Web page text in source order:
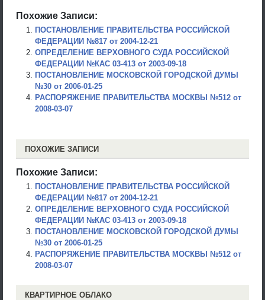
Похожие Записи:
ПОСТАНОВЛЕНИЕ ПРАВИТЕЛЬСТВА РОССИЙСКОЙ
ФЕДЕРАЦИИ №817 от 2004-12-21
ОПРЕДЕЛЕНИЕ ВЕРХОВНОГО СУДА РОССИЙСКОЙ
ФЕДЕРАЦИИ №КАС 03-413 от 2003-09-18
ПОСТАНОВЛЕНИЕ МОСКОВСКОЙ ГОРОДСКОЙ ДУМЫ
№30 от 2006-01-25
РАСПОРЯЖЕНИЕ ПРАВИТЕЛЬСТВА МОСКВЫ №512 от
2008-03-07
ПОХОЖИЕ ЗАПИСИ
Похожие Записи:
ПОСТАНОВЛЕНИЕ ПРАВИТЕЛЬСТВА РОССИЙСКОЙ
ФЕДЕРАЦИИ №817 от 2004-12-21
ОПРЕДЕЛЕНИЕ ВЕРХОВНОГО СУДА РОССИЙСКОЙ
ФЕДЕРАЦИИ №КАС 03-413 от 2003-09-18
ПОСТАНОВЛЕНИЕ МОСКОВСКОЙ ГОРОДСКОЙ ДУМЫ
№30 от 2006-01-25
РАСПОРЯЖЕНИЕ ПРАВИТЕЛЬСТВА МОСКВЫ №512 от
2008-03-07
КВАРТИРНОЕ ОБЛАКО